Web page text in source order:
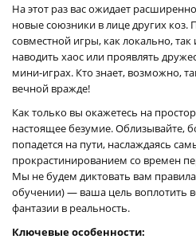
На этот раз вас ожидает
новые союзники в лице других коз.
совместной игры, как локально,
наводить хаос или проявлять
мини-играх. Кто знает, возможно,
вечной вражде!
Как только вы окажетесь на
настоящее безумие. Облизывайте,
попадется на пути, наслаждаясь
прокрастинированием со времен
Мы не будем диктовать вам
обучении) — ваша цель воплотить
фантазии в реальность.
Ключевые особенности: